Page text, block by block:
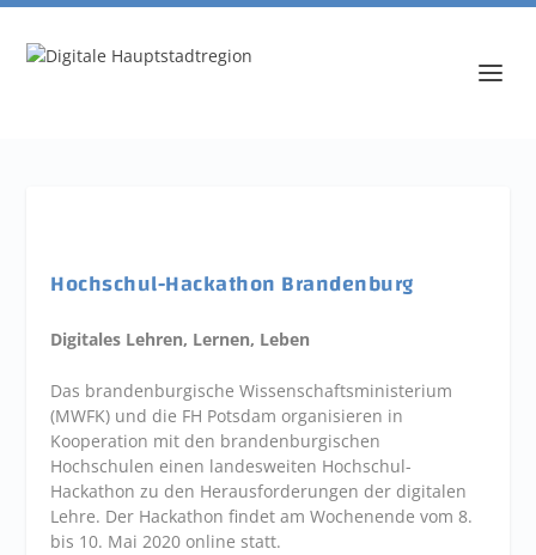
Hochschul-Hackathon Brandenburg
Digitales Lehren, Lernen, Leben
Das brandenburgische Wissenschaftsministerium
(MWFK) und die FH Potsdam organisieren in
Kooperation mit den brandenburgischen
Hochschulen einen landesweiten Hochschul-
Hackathon zu den Herausforderungen der digitalen
Lehre. Der Hackathon findet am Wochenende vom 8.
bis 10. Mai 2020 online statt.